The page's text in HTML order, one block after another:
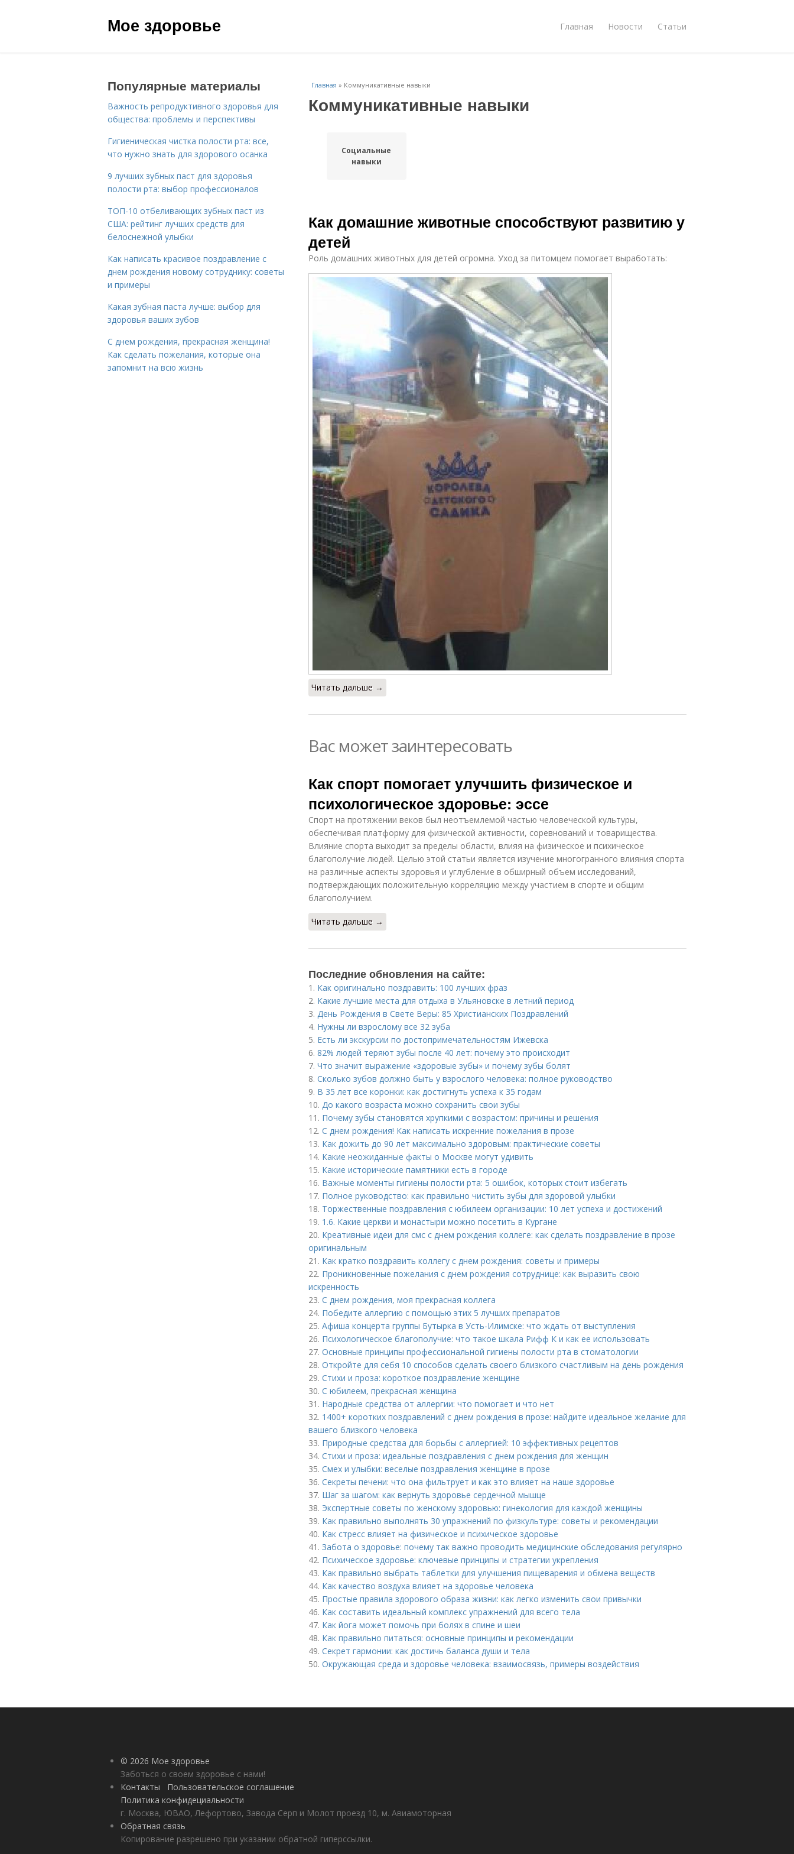
Мое здоровье Главная Новости Статьи
Главная » Коммуникативные навыки
Коммуникативные навыки
Социальные
навыки
Как домашние животные способствуют развитию у
детей
Роль домашних животных для детей огромна. Уход за питомцем помогает выработать:
Читать дальше →
Вас может заинтересовать
Как спорт помогает улучшить физическое и
психологическое здоровье: эссе
Спорт на протяжении веков был неотъемлемой частью человеческой культуры,
обеспечивая платформу для физической активности, соревнований и товарищества.
Влияние спорта выходит за пределы области, влияя на физическое и психическое
благополучие людей. Целью этой статьи является изучение многогранного влияния спорта
на различные аспекты здоровья и углубление в обширный объем исследований,
подтверждающих положительную корреляцию между участием в спорте и общим
благополучием.
Читать дальше →
Последние обновления на сайте:
1. Как оригинально поздравить: 100 лучших фраз
2. Какие лучшие места для отдыха в Ульяновске в летний период
3. День Рождения в Свете Веры: 85 Христианских Поздравлений
4. Нужны ли взрослому все 32 зуба
5. Есть ли экскурсии по достопримечательностям Ижевска
6. 82% людей теряют зубы после 40 лет: почему это происходит
7. Что значит выражение «здоровые зубы» и почему зубы болят
8. Сколько зубов должно быть у взрослого человека: полное руководство
9. В 35 лет все коронки: как достигнуть успеха к 35 годам
10. До какого возраста можно сохранить свои зубы
11. Почему зубы становятся хрупкими с возрастом: причины и решения
12. С днем рождения! Как написать искренние пожелания в прозе
13. Как дожить до 90 лет максимально здоровым: практические советы
14. Какие неожиданные факты о Москве могут удивить
15. Какие исторические памятники есть в городе
16. Важные моменты гигиены полости рта: 5 ошибок, которых стоит избегать
17. Полное руководство: как правильно чистить зубы для здоровой улыбки
18. Торжественные поздравления с юбилеем организации: 10 лет успеха и достижений
19. 1.6. Какие церкви и монастыри можно посетить в Кургане
20. Креативные идеи для смс с днем рождения коллеге: как сделать поздравление в прозе
оригинальным
21. Как кратко поздравить коллегу с днем рождения: советы и примеры
22. Проникновенные пожелания с днем рождения сотруднице: как выразить свою
искренность
23. С днем рождения, моя прекрасная коллега
24. Победите аллергию с помощью этих 5 лучших препаратов
25. Афиша концерта группы Бутырка в Усть-Илимске: что ждать от выступления
26. Психологическое благополучие: что такое шкала Рифф К и как ее использовать
27. Основные принципы профессиональной гигиены полости рта в стоматологии
28. Откройте для себя 10 способов сделать своего близкого счастливым на день рождения
29. Стихи и проза: короткое поздравление женщине
30. С юбилеем, прекрасная женщина
31. Народные средства от аллергии: что помогает и что нет
32. 1400+ коротких поздравлений с днем рождения в прозе: найдите идеальное желание для
вашего близкого человека
33. Природные средства для борьбы с аллергией: 10 эффективных рецептов
34. Стихи и проза: идеальные поздравления с днем рождения для женщин
35. Смех и улыбки: веселые поздравления женщине в прозе
36. Секреты печени: что она фильтрует и как это влияет на наше здоровье
37. Шаг за шагом: как вернуть здоровье сердечной мышце
38. Экспертные советы по женскому здоровью: гинекология для каждой женщины
39. Как правильно выполнять 30 упражнений по физкультуре: советы и рекомендации
40. Как стресс влияет на физическое и психическое здоровье
41. Забота о здоровье: почему так важно проводить медицинские обследования регулярно
42. Психическое здоровье: ключевые принципы и стратегии укрепления
43. Как правильно выбрать таблетки для улучшения пищеварения и обмена веществ
44. Как качество воздуха влияет на здоровье человека
45. Простые правила здорового образа жизни: как легко изменить свои привычки
46. Как составить идеальный комплекс упражнений для всего тела
47. Как йога может помочь при болях в спине и шеи
48. Как правильно питаться: основные принципы и рекомендации
49. Секрет гармонии: как достичь баланса души и тела
50. Окружающая среда и здоровье человека: взаимосвязь, примеры воздействия
Популярные материалы
Важность репродуктивного здоровья для
общества: проблемы и перспективы
Гигиеническая чистка полости рта: все,
что нужно знать для здорового осанка
9 лучших зубных паст для здоровья
полости рта: выбор профессионалов
ТОП-10 отбеливающих зубных паст из
США: рейтинг лучших средств для
белоснежной улыбки
Как написать красивое поздравление с
днем рождения новому сотруднику: советы
и примеры
Какая зубная паста лучше: выбор для
здоровья ваших зубов
С днем рождения, прекрасная женщина!
Как сделать пожелания, которые она
запомнит на всю жизнь
© 2026 Мое здоровье
Заботься о своем здоровье с нами!
Контакты
Пользовательское соглашение
Политика конфидециальности
г. Москва, ЮВАО, Лефортово, Завода Серп и Молот проезд 10, м. Авиамоторная
Обратная связь
Копирование разрешено при указании обратной гиперссылки.